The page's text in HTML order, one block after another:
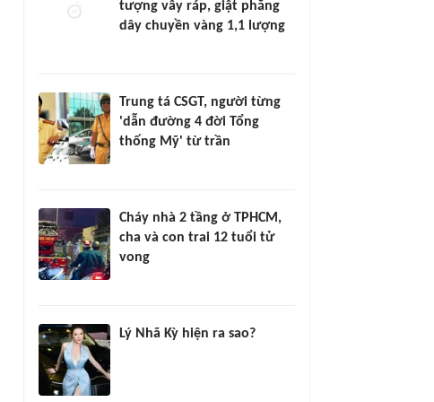
tượng vây ráp, giật phăng
dây chuyền vàng 1,1 lượng
Trung tá CSGT, người từng
'dẫn đường 4 đời Tổng
thống Mỹ' từ trần
Cháy nhà 2 tầng ở TPHCM,
cha và con trai 12 tuổi tử
vong
Lý Nhã Kỳ hiện ra sao?